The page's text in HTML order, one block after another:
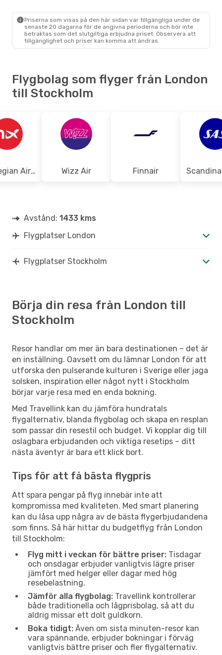
Priserna som visas på den här sidan var tillgängliga under de
senaste 20 dagarna för de angivna perioderna och bör inte
betraktas som det slutgiltiga erbjudna priset. Observera att
tillgänglighet och priser kan komma att ändras.
Flygbolag som flyger från London
till Stockholm
Norwegian Air Sweden Wizz Air Finnair
Avstånd: 1433 kms
Flygplatser London
Flygplatser Stockholm
Börja din resa från London till
Stockholm
Resor handlar om mer än bara destinationen – det är
en inställning. Oavsett om du lämnar London för att
utforska den pulserande kulturen i Sverige eller jaga
solsken, inspiration eller något nytt i Stockholm
börjar varje resa med en enda bokning.
Med Travellink kan du jämföra hundratals
flygalternativ, blanda flygbolag och skapa en resplan
som passar din resestil och budget. Vi kopplar dig till
oslagbara erbjudanden och viktiga resetips – ditt
nästa äventyr är bara ett klick bort.
Tips för att få bästa flygpris
Att spara pengar på flyg innebär inte att
kompromissa med kvaliteten. Med smart planering
kan du låsa upp några av de bästa flygerbjudandena
som finns. Så här hittar du budgetflyg från London
till Stockholm:
Flyg mitt i veckan för bättre priser: Tisdagar
och onsdagar erbjuder vanligtvis lägre priser
jämfört med helger eller dagar med hög
resebelastning.
Jämför alla flygbolag: Travellink kontrollerar
både traditionella och lågprisbolag, så att du
aldrig missar ett dolt guldkorn.
Boka tidigt: Även om sista minuten-resor kan
vara spännande, erbjuder bokningar i förväg
vanligtvis bättre priser och fler flygalternativ.